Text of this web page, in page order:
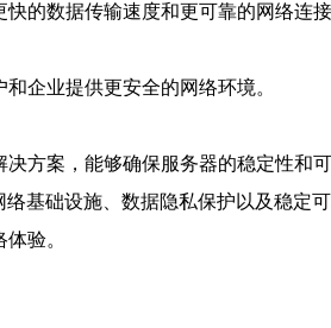
的数据传输速度和更可靠的网络连接
企业提供更安全的网络环境。
方案，能够确保服务器的稳定性和可
基础设施、数据隐私保护以及稳定
验。